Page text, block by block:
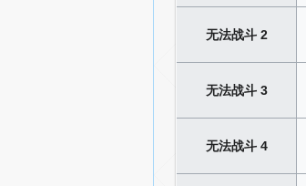
无法战斗 2
无法战斗 3
无法战斗 4